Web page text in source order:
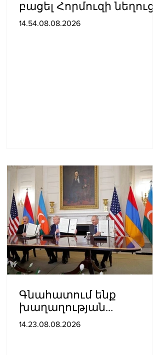
բացել Հորմուզի նեղուցը,
եթե ԱՄՆ-ն ընդունի
14.54.08.08.2026
Գնահատում ենք
խաղաղության
ուղղությամբ
14.23.08.08.2026